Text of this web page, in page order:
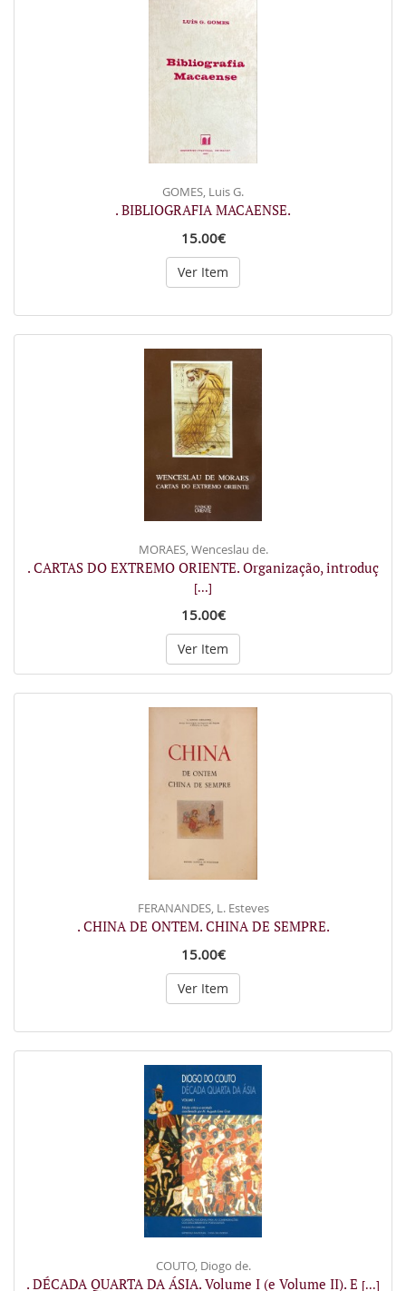
GOMES, Luis G.
. BIBLIOGRAFIA MACAENSE.
15.00€
Ver Item
MORAES, Wenceslau de.
. CARTAS DO EXTREMO ORIENTE. Organização, introduç
[...]
15.00€
Ver Item
FERANANDES, L. Esteves
. CHINA DE ONTEM. CHINA DE SEMPRE.
15.00€
Ver Item
COUTO, Diogo de.
. DÉCADA QUARTA DA ÁSIA. Volume I (e Volume II). E [...]